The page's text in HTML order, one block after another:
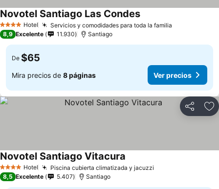
4 EstrellasHotel Servicios y comodidades para toda la familia
Novotel Santiago Las Condes
8,9 Excelente 11.930 Santiago
De $65
Mira precios de 8 páginas Ver precios
Compartir
4 EstrellasHotel Piscina cubierta climatizada y jacuzzi
Novotel Santiago Vitacura
8,5 Excelente 5.407 Santiago